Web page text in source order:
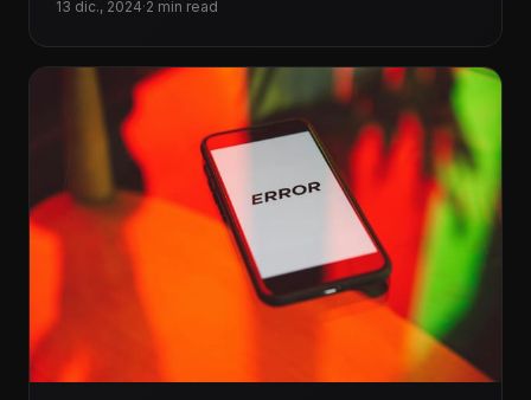
adoración
13 dic., 2024·2 min read